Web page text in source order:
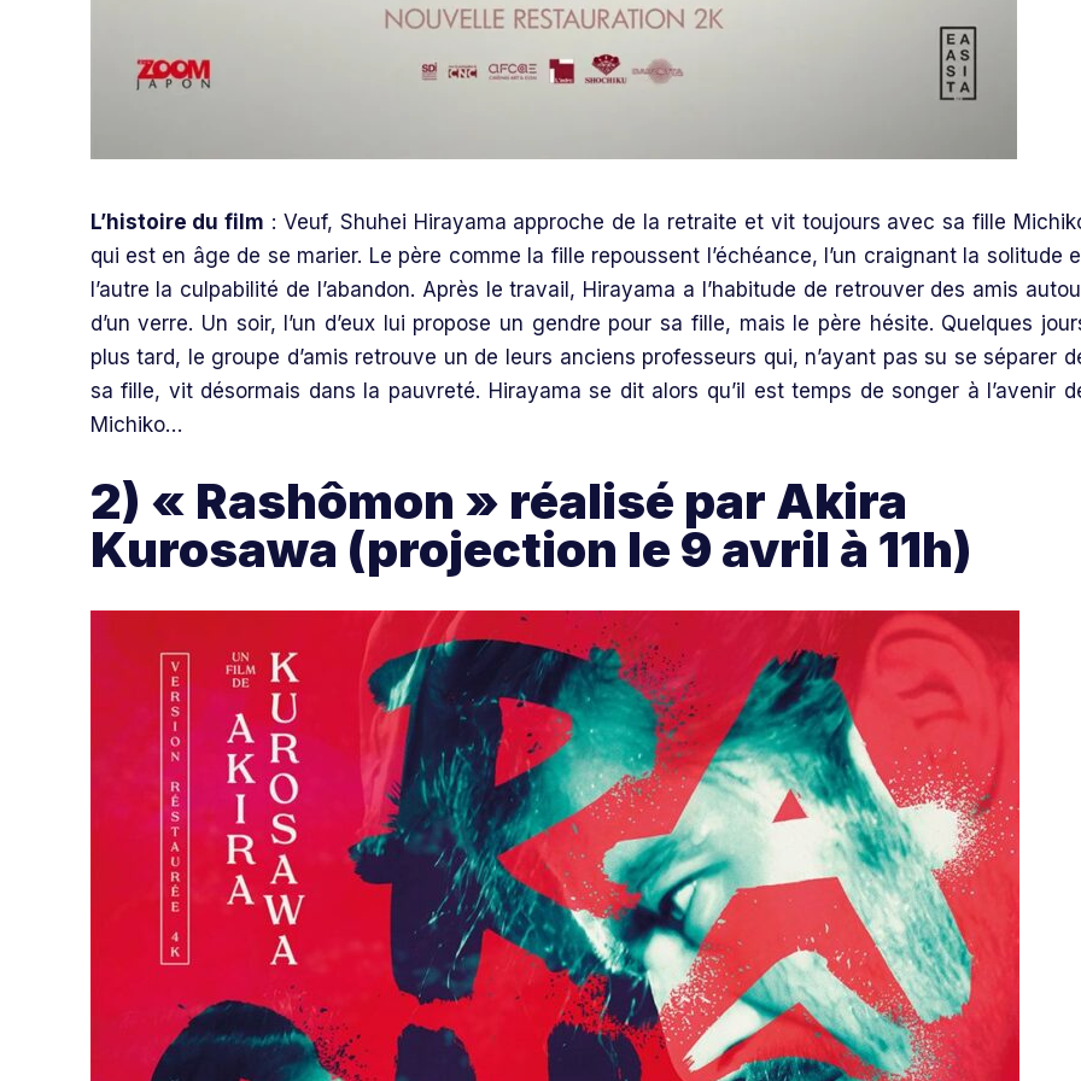
L’histoire du film : Veuf, Shuhei Hirayama approche de la retraite et vit toujours avec sa fille
qui est en âge de se marier. Le père comme la fille repoussent l’échéance, l’un craignant la solitude
l’autre la culpabilité de l’abandon. Après le travail, Hirayama a l’habitude de retrouver des amis
d’un verre. Un soir, l’un d’eux lui propose un gendre pour sa fille, mais le père hésite. Quelques
plus tard, le groupe d’amis retrouve un de leurs anciens professeurs qui, n’ayant pas su se séparer
sa fille, vit désormais dans la pauvreté. Hirayama se dit alors qu’il est temps de songer à l’avenir
Michiko…
2) « Rashômon » réalisé par Akira
Kurosawa (projection le 9 avril à 11h)